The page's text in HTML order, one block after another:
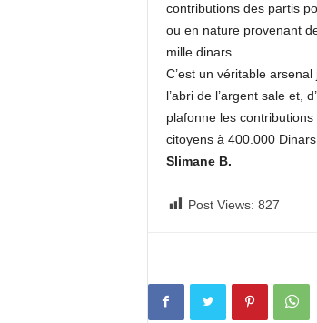
contributions des partis
ou en nature provenant
mille dinars.
C’est un véritable
l’abri de l’argent sale et,
plafonne les
citoyens à 400.000 Dinars.
Slimane B.
Post Views: 827